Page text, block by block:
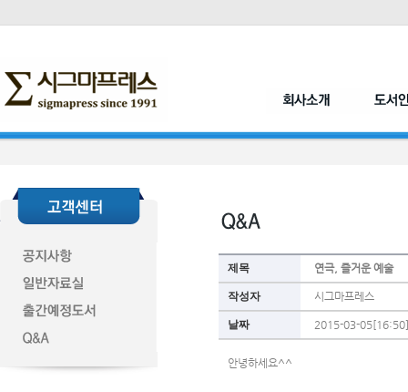
제목 연극, 즐거운 예술
작성자 시그마프레스
날짜 2015-03-05[16:50]
안녕하세요^^